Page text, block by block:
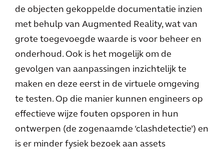
de objecten gekoppelde documentatie inzien
met behulp van Augmented Reality, wat van
grote toegevoegde waarde is voor beheer en
onderhoud. Ook is het mogelijk om de
gevolgen van aanpassingen inzichtelijk te
maken en deze eerst in de virtuele omgeving
te testen. Op die manier kunnen engineers op
effectieve wijze fouten opsporen in hun
ontwerpen (de zogenaamde ‘clashdetectie’) en
is er minder fysiek bezoek aan assets